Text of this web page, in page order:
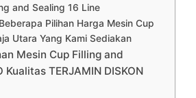
and Sealing 16 Line
Pilihan Harga Mesin Cup
Utara Yang Kami Sediakan
Mesin Cup Filling and
Kualitas TERJAMIN DISKON